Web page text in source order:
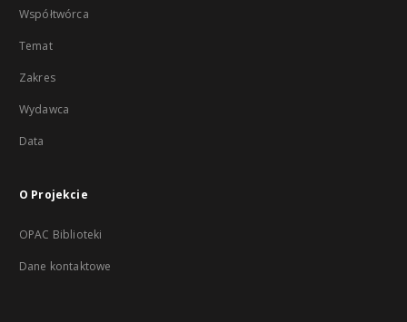
Współtwórca
Temat
Zakres
Wydawca
Data
O Projekcie
OPAC Biblioteki
Dane kontaktowe